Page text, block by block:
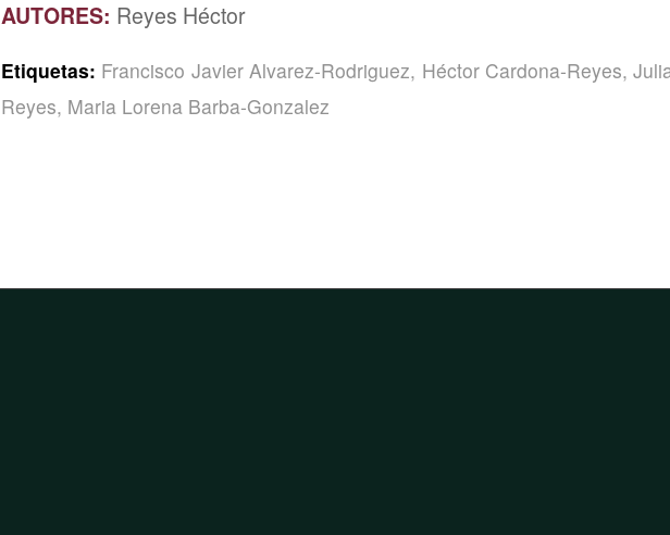
AUTORES: Reyes Héctor
Etiquetas: Francisco Javier Alvarez-Rodriguez, Héctor Cardona-Reyes,
Reyes, Maria Lorena Barba-Gonzalez